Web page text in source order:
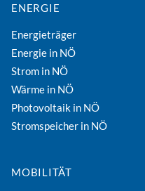
ENERGIE
Energieträger
Energie in NÖ
Strom in NÖ
Wärme in NÖ
Photovoltaik in NÖ
Stromspeicher in NÖ
MOBILITÄT